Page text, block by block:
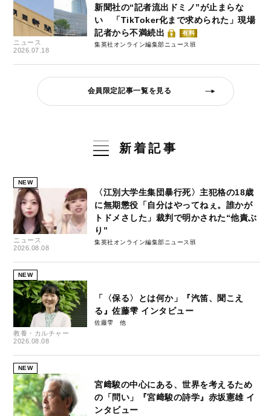
ニュース
2026.07.18
新聞社の“記者流出ドミノ”が止まらな
い 「TikToker化まで求められた」現場
記者から不満続出
有料
集英社オンライン編集部ニュース班
会員限定記事一覧を見る
新着記事
NEW
ニュース
2026.08.08
〈江別大学生集団暴行死〉主犯格の18歳
に無期懲役「自分はやってねぇ。誰かが
トドメさした」裁判で明かされた“他責ぶ
り”
集英社オンライン編集部ニュース班
NEW
教養・カルチャー
2026.08.08
「〈保る〉とは何か」『汽笛、聞こえ
る』佐藤雫 インタビュー
佐藤雫
NEW
宮﨑駿の中心にある、世界を考えるため
の「問い」『宮﨑駿の詩学』赤坂憲雄 イ
ンタビュー